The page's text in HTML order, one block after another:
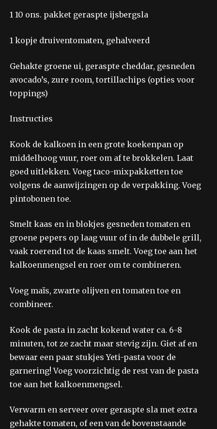
1 10 ons. pakket geraspte ijsbergsla
1 kopje druiventomaten, gehalveerd
Gehakte groene ui, geraspte cheddar, gesneden
avocado’s, zure room, tortillachips (opties voor
toppings)
Instructies
Kook de kalkoen in een grote koekenpan op
middelhoog vuur, roer om af te brokkelen. Laat
goed uitlekken. Voeg taco-mixpakketten toe
volgens de aanwijzingen op de verpakking. Voeg
pintobonen toe.
Smelt kaas en in blokjes gesneden tomaten en
groene pepers op laag vuur of in de dubbele grill,
vaak roerend tot de kaas smelt. Voeg toe aan het
kalkoenmengsel en roer om te combineren.
Voeg maïs, zwarte olijven en tomaten toe en
combineer.
Kook de pasta in zacht kokend water ca. 6-8
minuten, tot ze zacht maar stevig zijn. Giet af en
bewaar een paar stukjes Yeti-pasta voor de
garnering! Voeg voorzichtig de rest van de pasta
toe aan het kalkoenmengsel.
Verwarm en serveer over geraspte sla met extra
gehakte tomaten, of een van de bovenstaande